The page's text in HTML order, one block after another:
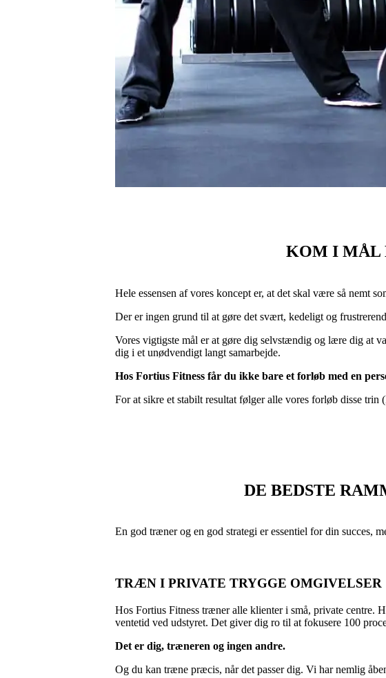
Kontakt
Menu
KOM I MÅL
Hele essensen af vores koncept er, at det skal være så nemt
Der er ingen grund til at gøre det svært, kedeligt og
Vores vigtigste mål er at gøre dig selvstændig og lære dig at
dig i et unødvendigt langt samarbejde.
Hos Fortius Fitness får du ikke bare et forløb med en
For at sikre et stabilt resultat følger alle vores forløb disse trin
DE BEDSTE
En god træner og en god strategi er essentiel for din succes,
TRÆN I PRIVATE TRYGGE OMGIVELSER
Hos Fortius Fitness træner alle klienter i små, private centre.
ventetid ved udstyret. Det giver dig ro til at fokusere 100
Det er dig, træneren og ingen andre.
Og du kan træne præcis, når det passer dig. Vi har nemlig